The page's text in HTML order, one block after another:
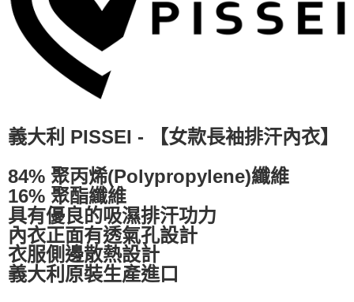
1.分期款項不併入電信帳單，「大哥付你分期」於每月結算日後寄送繳費提
醒簡訊。
2.透過簡訊連結打開帳單後，可選擇「超商條碼／台灣大直營門市／銀行轉
帳／街口支付／iPASS MONEY」等通路繳費。
【注意事項】
1.本服務係由「台灣大哥大股份有限公司」（以下簡稱本公司）所提供，讓
2.基於同意付款使用「大哥付你分期」之契約關係目的，商店將以您的個人
由本公司與您本人進行分期帳單所需資料之確認、核對及更正。
3.完整用戶服務條款，請詳閱以下連結： https://oppay.tw/userRule
【「AFTEE先享後付」結帳流程】
１．於結帳方式選擇「AFTEE先享後付」後，將跳轉至「AFTEE先享後付」
結帳頁面，進行簡訊認證並確認金額後，即可完成結帳。
２．訂單成立數日內，您將收到繳費通知簡訊。
３．收到繳費通知簡訊後14天內，點擊此簡訊中的連結，可透過四大超商／
ATM／網路銀行／等多元方式進行付款，方視為交易完成。
※ 請注意：結帳手續完成當下不需立刻繳費，但若您需要取消訂單，請聯絡
後付繳納相關費用。
※ 交易是否成功請以「AFTEE先享後付 」之結帳頁面顯示為準，若有關於
客戶支援中心」https://netprotections.freshdesk.com/support/home
【注意事項】
１．透過由恩沛科技股份有限公司提供之「AFTEE先享後付」服務完成之交
易，需依本服務之必要範圍內提供個人資料，並將交易相關給付款項請求債
權轉讓予恩沛科技股份有限公司。
２．關於個人資料處理事宜，請瀏覽以下網址：
https://aftee.tw/terms/#terms3
３．未成年的使用者請事先徵得法定代理人或監護人之同意方可使用
每筆NT$60，滿NT$998(含以上)免運費
全家純取貨
每筆NT$60，滿NT$998(含以上)免運費
7-11純取貨
每筆NT$60，滿NT$998(含以上)免運費
宅配
每筆NT$80，滿NT$1,300(含以上)免運費
義大利 PISSEI - 【女款長袖排汗內衣】
84% 聚丙烯(Polypropylene)纖維
16% 聚酯纖維
具有優良的吸濕排汗功力
內衣正面有透氣孔設計
衣服側邊散熱設計
義大利原裝生產進口